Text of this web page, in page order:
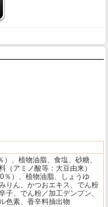
）、植物油脂、食塩、砂糖、
（アミノ酸等：大豆由来）
％）、植物油脂、しょうゆ
りん、かつおエキス、でん粉
子、でん粉／加工デンプン、
色素、香辛料抽出物